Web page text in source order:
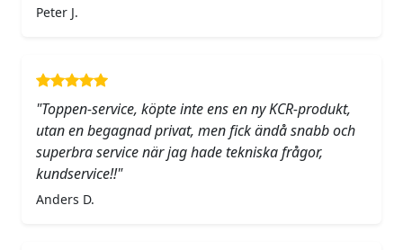
Peter J.
"Toppen-service, köpte inte ens en ny KCR-produkt,
utan en begagnad privat, men fick ändå snabb och
superbra service när jag hade tekniska frågor,
kundservice!!"
Anders D.